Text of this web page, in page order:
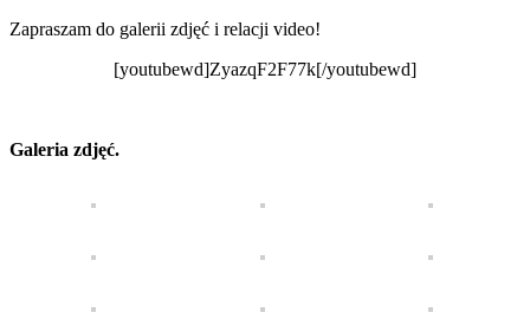
Zapraszam do galerii zdjęć i relacji video!
[youtubewd]ZyazqF2F77k[/youtubewd]
Galeria zdjęć.